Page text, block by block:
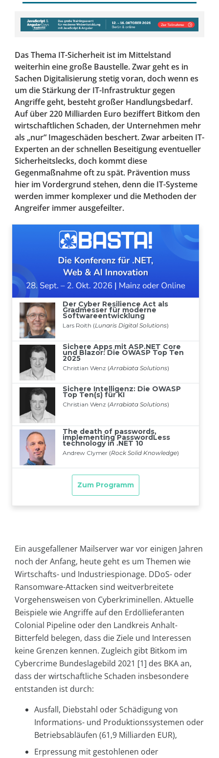
Das Thema IT-Sicherheit ist im Mittelstand
weiterhin eine große Baustelle. Zwar geht es in
Sachen Digitalisierung stetig voran, doch wenn es
um die Stärkung der IT-Infrastruktur gegen
Angriffe geht, besteht großer Handlungsbedarf.
Auf über 220 Milliarden Euro beziffert Bitkom den
wirtschaftlichen Schaden, der Unternehmen mehr
als „nur“ Imageschäden beschert. Zwar arbeiten IT-
Experten an der schnellen Beseitigung eventueller
Sicherheitslecks, doch kommt diese
Gegenmaßnahme oft zu spät. Prävention muss
hier im Vordergrund stehen, denn die IT-Systeme
werden immer komplexer und die Methoden der
Angreifer immer ausgefeilter.
Ein ausgefallener Mailserver war vor einigen Jahren
noch der Anfang, heute geht es um Themen wie
Wirtschafts- und Industriespionage. DDoS- oder
Ransomware-Attacken sind weitverbreitete
Vorgehensweisen von Cyberkriminellen. Aktuelle
Beispiele wie Angriffe auf den Erdöllieferanten
Colonial Pipeline oder den Landkreis Anhalt-
Bitterfeld belegen, dass die Ziele und Interessen
keine Grenzen kennen. Zugleich gibt Bitkom im
Cybercrime Bundeslagebild 2021 [1] des BKA an,
dass der wirtschaftliche Schaden insbesondere
entstanden ist durch:
Ausfall, Diebstahl oder Schädigung von
Informations- und Produktionssystemen oder
Betriebsabläufen (61,9 Milliarden EUR),
Erpressung mit gestohlenen oder